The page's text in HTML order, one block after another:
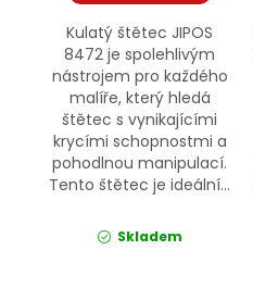
Kulatý štětec JIPOS
8472 je spolehlivým
nástrojem pro každého
malíře, který hledá
štětec s vynikajícími
krycími schopnostmi a
pohodlnou manipulací.
Tento štětec je ideální...
Skladem